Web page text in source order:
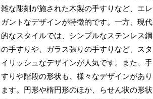
雑な彫刻が施された木製の手すりなど、エレ
ガントなデザインが特徴的です。一方、現代
的なスタイルでは、シンプルなステンレス鋼
の手すりや、ガラス張りの手すりなど、スタ
イリッシュなデザインが人気です。また、手
すりや階段の形状も、様々なデザインがあり
ます。円形や楕円形のほか、らせん状の形状